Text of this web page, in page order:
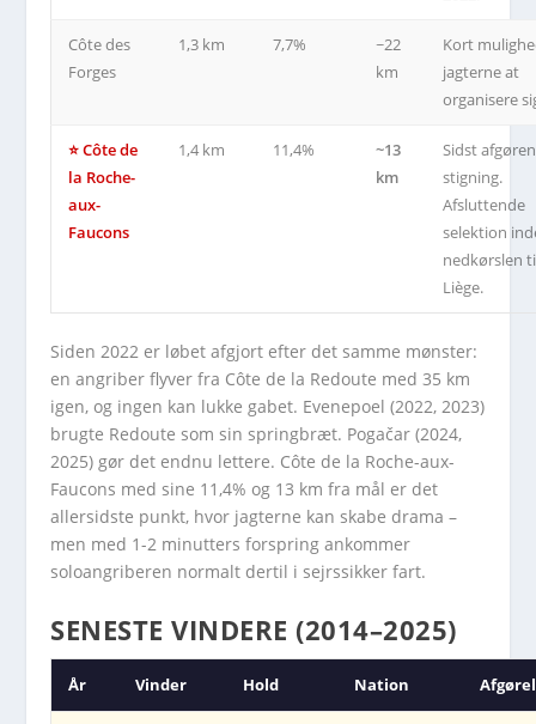
Côte des
Forges
1,3 km 7,7%
~22
km
Kort
jagterne at
organisere
⭐ Côte de
la Roche-
aux-
Faucons
1,4 km 11,4%
~13
km
Sidst
stigning.
Afsluttende
selektion
nedkørslen
Liège.
Siden 2022 er løbet afgjort efter det samme mønster:
en angriber flyver fra Côte de la Redoute med 35 km
igen, og ingen kan lukke gabet. Evenepoel (2022, 2023)
brugte Redoute som sin springbræt. Pogačar (2024,
2025) gør det endnu lettere. Côte de la Roche-aux-
Faucons med sine 11,4% og 13 km fra mål er det
allersidste punkt, hvor jagterne kan skabe drama –
men med 1-2 minutters forspring ankommer
soloangriberen normalt dertil i sejrssikker fart.
SENESTE VINDERE (2014–2025)
År Vinder Hold Nation